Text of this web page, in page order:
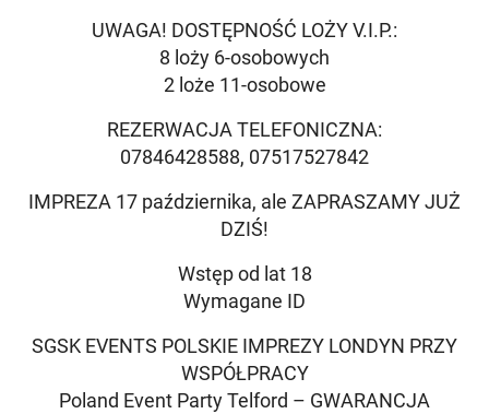
UWAGA! DOSTĘPNOŚĆ LOŻY V.I.P.:
8 loży 6-osobowych
2 loże 11-osobowe
REZERWACJA TELEFONICZNA:
07846428588, 07517527842
IMPREZA 17 października, ale ZAPRASZAMY JUŻ
DZIŚ!
Wstęp od lat 18
Wymagane ID
SGSK EVENTS POLSKIE IMPREZY LONDYN PRZY
WSPÓŁPRACY
Poland Event Party Telford – GWARANCJA